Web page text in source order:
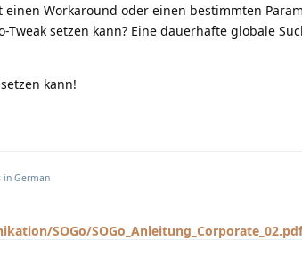
Workaround oder einen bestimmten
Tweak setzen kann? Eine dauerhafte globale
kann!
in German
SOGo/SOGo_Anleitung_Corporate_02.pdf